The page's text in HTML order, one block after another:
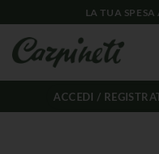
LA TUA
ACCEDI /